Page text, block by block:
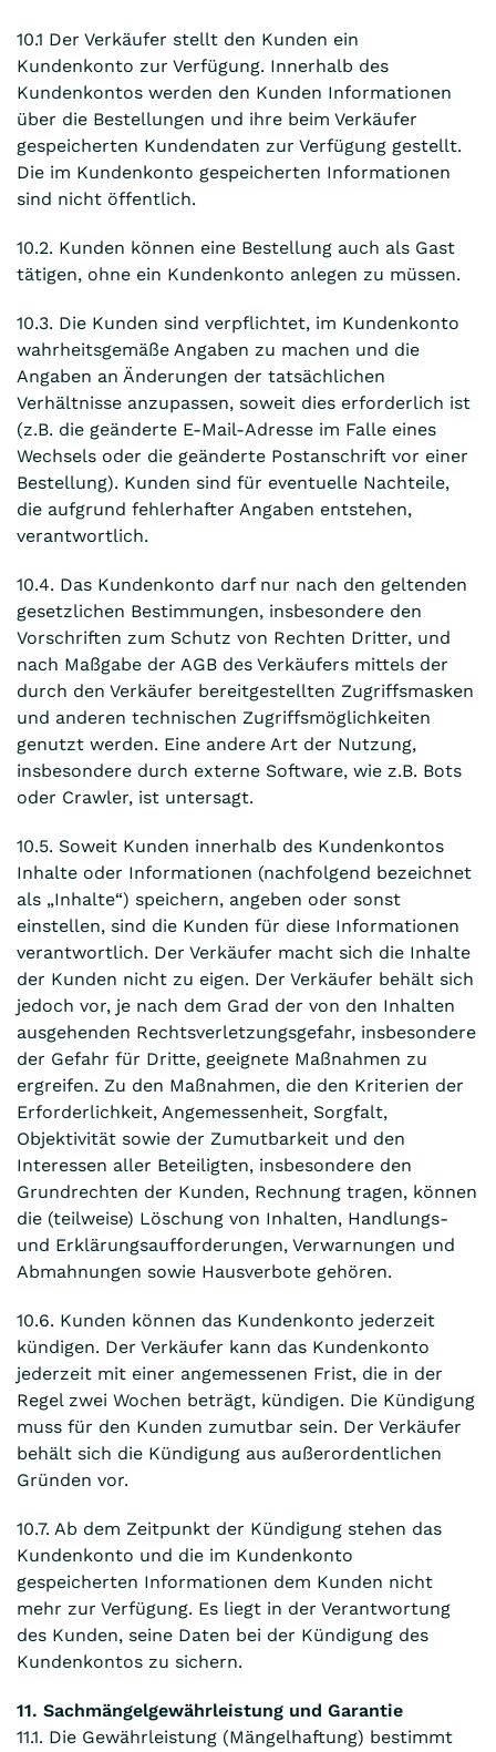
10.1 Der Verkäufer stellt den Kunden ein
Kundenkonto zur Verfügung. Innerhalb des
Kundenkontos werden den Kunden Informationen
über die Bestellungen und ihre beim Verkäufer
gespeicherten Kundendaten zur Verfügung gestellt.
Die im Kundenkonto gespeicherten Informationen
sind nicht öffentlich.
10.2. Kunden können eine Bestellung auch als Gast
tätigen, ohne ein Kundenkonto anlegen zu müssen.
10.3. Die Kunden sind verpflichtet, im Kundenkonto
wahrheitsgemäße Angaben zu machen und die
Angaben an Änderungen der tatsächlichen
Verhältnisse anzupassen, soweit dies erforderlich ist
(z.B. die geänderte E-Mail-Adresse im Falle eines
Wechsels oder die geänderte Postanschrift vor einer
Bestellung). Kunden sind für eventuelle Nachteile,
die aufgrund fehlerhafter Angaben entstehen,
verantwortlich.
10.4. Das Kundenkonto darf nur nach den geltenden
gesetzlichen Bestimmungen, insbesondere den
Vorschriften zum Schutz von Rechten Dritter, und
nach Maßgabe der AGB des Verkäufers mittels der
durch den Verkäufer bereitgestellten Zugriffsmasken
und anderen technischen Zugriffsmöglichkeiten
genutzt werden. Eine andere Art der Nutzung,
insbesondere durch externe Software, wie z.B. Bots
oder Crawler, ist untersagt.
10.5. Soweit Kunden innerhalb des Kundenkontos
Inhalte oder Informationen (nachfolgend bezeichnet
als „Inhalte“) speichern, angeben oder sonst
einstellen, sind die Kunden für diese Informationen
verantwortlich. Der Verkäufer macht sich die Inhalte
der Kunden nicht zu eigen. Der Verkäufer behält sich
jedoch vor, je nach dem Grad der von den Inhalten
ausgehenden Rechtsverletzungsgefahr, insbesondere
der Gefahr für Dritte, geeignete Maßnahmen zu
ergreifen. Zu den Maßnahmen, die den Kriterien der
Erforderlichkeit, Angemessenheit, Sorgfalt,
Objektivität sowie der Zumutbarkeit und den
Interessen aller Beteiligten, insbesondere den
Grundrechten der Kunden, Rechnung tragen, können
die (teilweise) Löschung von Inhalten, Handlungs-
und Erklärungsaufforderungen, Verwarnungen und
Abmahnungen sowie Hausverbote gehören.
10.6. Kunden können das Kundenkonto jederzeit
kündigen. Der Verkäufer kann das Kundenkonto
jederzeit mit einer angemessenen Frist, die in der
Regel zwei Wochen beträgt, kündigen. Die Kündigung
muss für den Kunden zumutbar sein. Der Verkäufer
behält sich die Kündigung aus außerordentlichen
Gründen vor.
10.7. Ab dem Zeitpunkt der Kündigung stehen das
Kundenkonto und die im Kundenkonto
gespeicherten Informationen dem Kunden nicht
mehr zur Verfügung. Es liegt in der Verantwortung
des Kunden, seine Daten bei der Kündigung des
Kundenkontos zu sichern.
11. Sachmängelgewährleistung und Garantie
11.1. Die Gewährleistung (Mängelhaftung) bestimmt